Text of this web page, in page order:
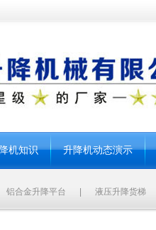
机知识 升降机动态演示
铝合金升降平台 液压升降货梯